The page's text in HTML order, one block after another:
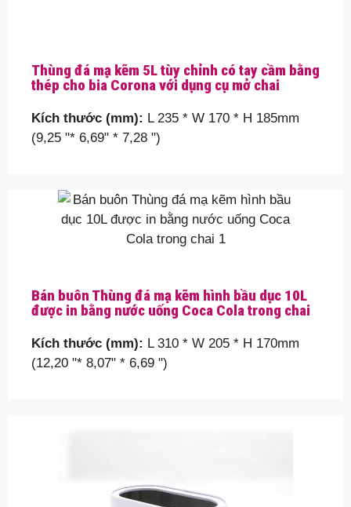
Thùng đá mạ kẽm 5L tùy chỉnh có tay cầm bằng
thép cho bia Corona với dụng cụ mở chai
Kích thước (mm): L 235 * W 170 * H 185mm
(9,25 "* 6,69" * 7,28 ")
Bán buôn Thùng đá mạ kẽm hình bầu dục 10L
được in bằng nước uống Coca Cola trong chai
Kích thước (mm): L 310 * W 205 * H 170mm
(12,20 "* 8,07" * 6,69 ")
chọnchiếc máy bay .